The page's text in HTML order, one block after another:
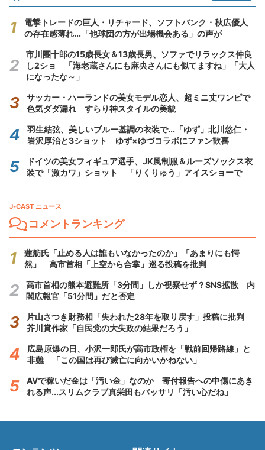
電撃トレードの巨人・リチャード、ソフトバンク・秋広優人
の存在感薄れ...「他球団の方が出場機会ある」の声が
市川團十郎の15歳長女＆13歳長男、ソファでリラックス仲良
し2ショ 「海老蔵さんにも麻央さんにも似てますね」「大人
になったな～」
サッカー・ハーランドの美女モデル恋人、超ミニ丈ワンピで
色気ダダ漏れ すらり神スタイルの美貌
羽生結弦、美しいブルー基調の衣装で...「ゆず」北川悠仁・
岩沢厚治と3ショット ゆず×ゆづコラボにファン歓喜
ドイツの美女フィギュア選手、JK風制服＆ルーズソックス衣
装で「激カワ」ショット 「りくりゅう」アイスショーで
J-CAST ニュース
コメントランキング
蓮舫氏「止める人は誰もいなかったのか」「あまりにも愕
然」 高市首相「上空から合掌」巡る投稿を批判
高市首相の熊本避難所「3分間」しか視察せず？SNS拡散 内
閣広報官「51分間」だと否定
片山さつき財務相「失われた28年を取り戻す」投稿に批判
芥川賞作家「自民党の大失政の結果だろう」
広島原爆の日、小沢一郎氏が高市政権を「戦前回帰路線」と
非難 「この国は再び滅亡に向かいかねない」
AVで稼いだ金は「汚い金」なのか 寄付報告への中傷にあき
れる声...スリムクラブ真栄田もバッサリ「汚い心だね」